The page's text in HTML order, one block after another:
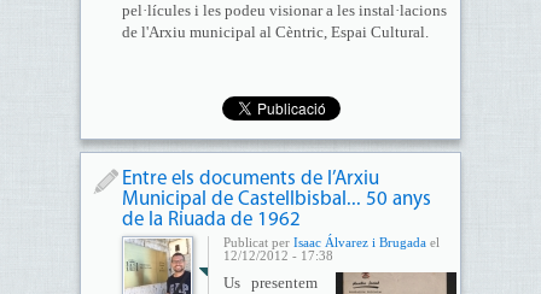
pel·lícules i les podeu visionar a les instal·lacions
de l'Arxiu municipal al Cèntric, Espai Cultural.
Entre els documents de l’Arxiu
Municipal de Castellbisbal... 50 anys
de la Riuada de 1962
Publicat per Isaac Álvarez i Brugadael
12/12/2012 - 17:38
Us presentem